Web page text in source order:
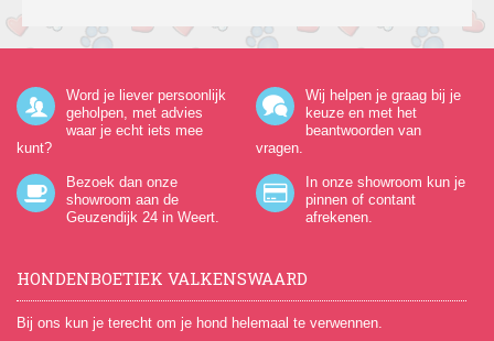
Word je liever persoonlijk
geholpen, met advies
waar je echt iets mee
kunt?
Wij helpen je graag bij je
keuze en met het
beantwoorden van
vragen.
Bezoek dan onze
showroom aan de
Geuzendijk 24 in Weert.
In onze showroom kun je
pinnen of contant
afrekenen.
HONDENBOETIEK VALKENSWAARD
Bij ons kun je terecht om je hond helemaal te verwennen.